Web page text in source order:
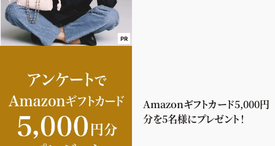
PR
Amazonギフトカード5,000円
分を5名様にプレゼント！